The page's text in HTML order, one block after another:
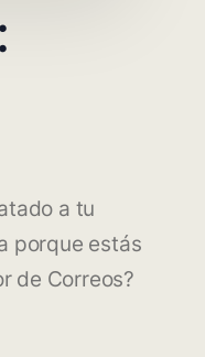
a tu
porque estás
de Correos?